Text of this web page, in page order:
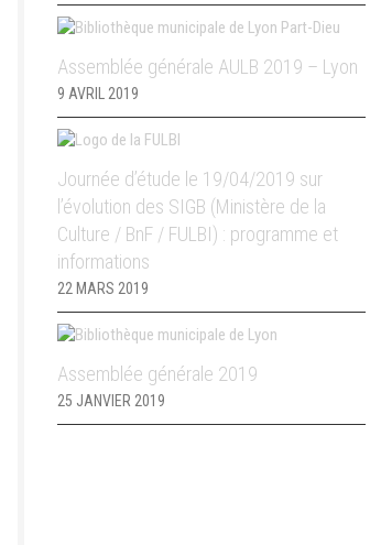
Assemblée générale AULB 2019 – Lyon
9 AVRIL 2019
Journée d’étude le 19/04/2019 sur
l’évolution des SIGB (Ministère de la
Culture / BnF / FULBI) : programme et
informations
22 MARS 2019
Assemblée générale 2019
25 JANVIER 2019